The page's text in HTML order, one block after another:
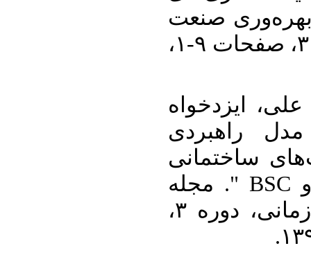
صنعت
برق ایران، دوره ۲، شماره ۳، صفحات ۹-۱،
علی، ایزدخواه
راهبردی
ساختمانی
با ترکیب روش‌های AHP و BSC ". مجله
علمی مدیریت فرهنگ سازمانی، دوره ۳،